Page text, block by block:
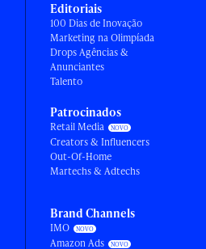
Editoriais
100 Dias de Inovação
Marketing na Olimpíada
Drops Agências &
Anunciantes
Talento
Patrocinados
Retail Media
Creators & Influencers
Out-Of-Home
Martechs & Adtechs
Brand Channels
IMO
Amazon Ads